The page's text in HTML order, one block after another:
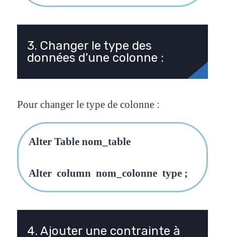
3. Changer le type des
données d’une colonne :
Pour changer le type de colonne :
Alter Table nom_table
Alter column nom_colonne type ;
4. Ajouter une contrainte à